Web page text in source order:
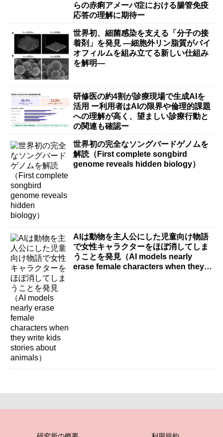
らの赤痢アメーバ症における腸管免疫
応答の理解に期待ー
世界初、細菌感染を支える「分子の接
着剤」を発見 ―細胞外リン脂質がバイ
オフィルムを組み立てる新しい仕組み
を解明―
研修医の約4割が診療現場で生成AIを
活用 ー利用者はAIの限界や倫理的課題
への理解が高く、望ましい診療行動と
の関連も確認ー
世界初の完全なソングバードゲノムを
解読（First complete songbird
genome reveals hidden biology）
AIは動物を主人公にした児童向け物語
で女性キャラクターをほぼ消してしま
うことを発見（AI models nearly
erase female characters when they